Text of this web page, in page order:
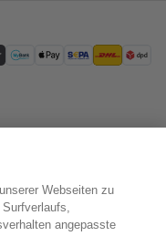
Webseiten zu
angepasste